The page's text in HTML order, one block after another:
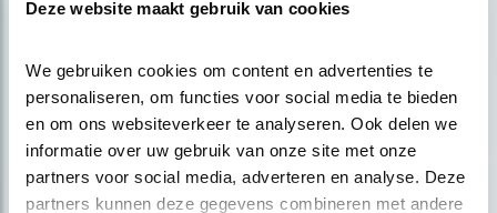
Deze website maakt gebruik van cookies
We gebruiken cookies om content en advertenties te
personaliseren, om functies voor social media te bieden
en om ons websiteverkeer te analyseren. Ook delen we
informatie over uw gebruik van onze site met onze
partners voor social media, adverteren en analyse. Deze
partners kunnen deze gegevens combineren met andere